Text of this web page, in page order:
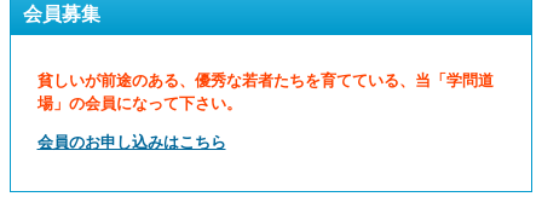
会員募集
貧しいが前途のある、優秀な若者たちを育てている、当「学問道
場」の会員になって下さい。
会員のお申し込みはこちら